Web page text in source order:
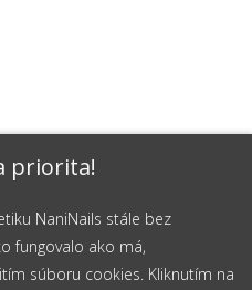
priorita!
NaniNails stále bez
fungovalo ako má,
súboru cookies. Kliknutím na